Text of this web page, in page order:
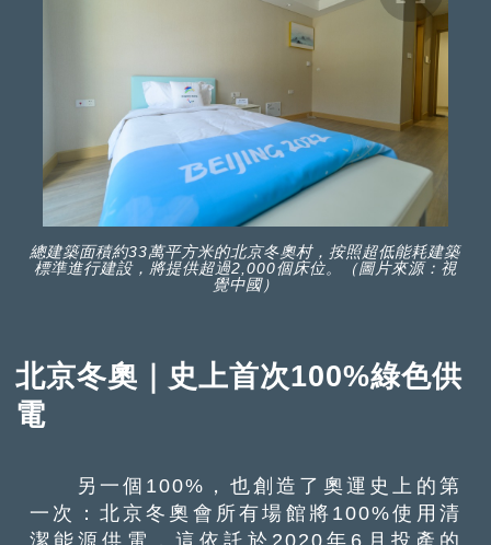
總建築面積約33萬平方米的北京冬奧村，按照超低能耗建築
標準進行建設，將提供超過2,000個床位。（圖片來源：視
覺中國）
北京冬奧｜史上首次100%綠色供
電
另一個100%，也創造了奧運史上的第
一次：北京冬奧會所有場館將100%使用清
潔能源供電，這依託於2020年6月投產的